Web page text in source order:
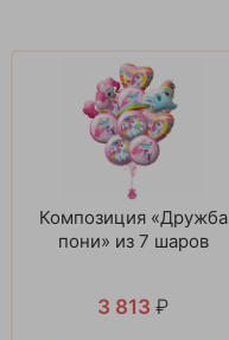
Композиция «Дружба
пони» из 7 шаров
3 813 ₽